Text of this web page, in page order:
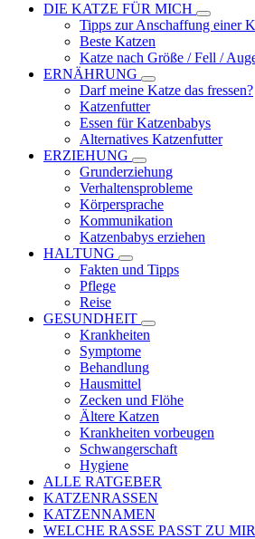
DIE KATZE FÜR MICH
Tipps zur Anschaffung einer
Beste Katzen
Katze nach Größe / Fell /
ERNÄHRUNG
Darf meine Katze das fressen?
Katzenfutter
Essen für Katzenbabys
Alternatives Katzenfutter
ERZIEHUNG
Grunderziehung
Verhaltensprobleme
Körpersprache
Kommunikation
Katzenbabys erziehen
HALTUNG
Fakten und Tipps
Pflege
Reise
GESUNDHEIT
Krankheiten
Symptome
Behandlung
Hausmittel
Zecken und Flöhe
Ältere Katzen
Krankheiten vorbeugen
Schwangerschaft
Hygiene
ALLE RATGEBER
KATZENRASSEN
KATZENNAMEN
WELCHE RASSE PASST ZU